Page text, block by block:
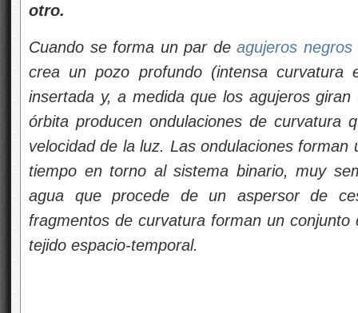
otro.
Cuando se forma un par deagujeros negros
crea un pozo profundo (intensa curvatura
insertada y, a medida que los agujeros
órbita producen ondulaciones de curvatura
velocidad de la luz. Las ondulaciones
tiempo en torno al sistema binario, muy
agua que procede de un aspersor de
fragmentos de curvatura forman un
tejido espacio-temporal.